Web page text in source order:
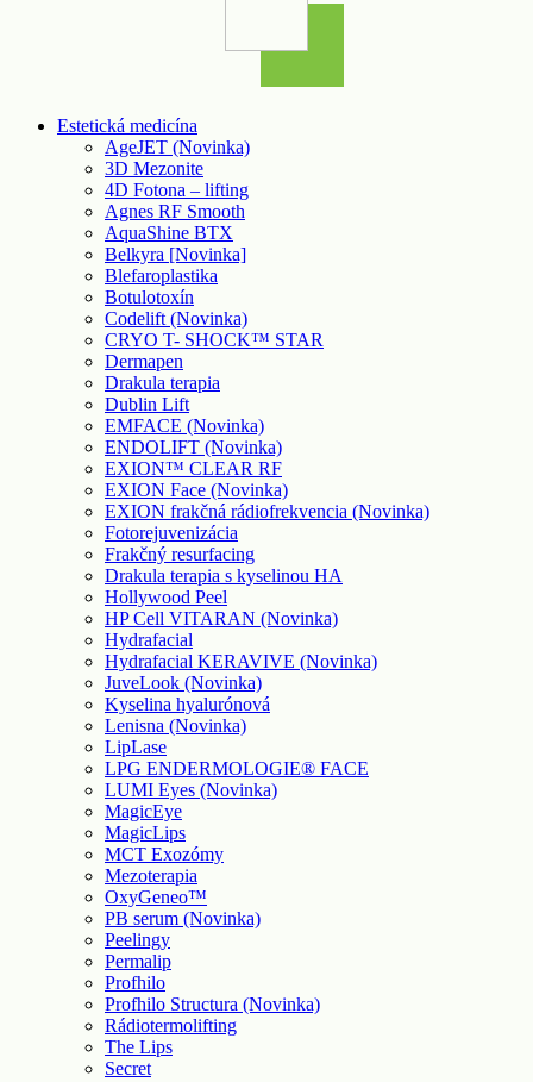
Estetická medicína
AgeJET (Novinka)
3D Mezonite
4D Fotona – lifting
Agnes RF Smooth
AquaShine BTX
Belkyra [Novinka]
Blefaroplastika
Botulotoxín
Codelift (Novinka)
CRYO T- SHOCK™ STAR
Dermapen
Drakula terapia
Dublin Lift
EMFACE (Novinka)
ENDOLIFT (Novinka)
EXION™ CLEAR RF
EXION Face (Novinka)
EXION frakčná rádiofrekvencia (Novinka)
Fotorejuvenizácia
Frakčný resurfacing
Drakula terapia s kyselinou HA
Hollywood Peel
HP Cell VITARAN (Novinka)
Hydrafacial
Hydrafacial KERAVIVE (Novinka)
JuveLook (Novinka)
Kyselina hyalurónová
Lenisna (Novinka)
LipLase
LPG ENDERMOLOGIE® FACE
LUMI Eyes (Novinka)
MagicEye
MagicLips
MCT Exozómy
Mezoterapia
OxyGeneo™
PB serum (Novinka)
Peelingy
Permalip
Profhilo
Profhilo Structura (Novinka)
Rádiotermolifting
The Lips
Secret